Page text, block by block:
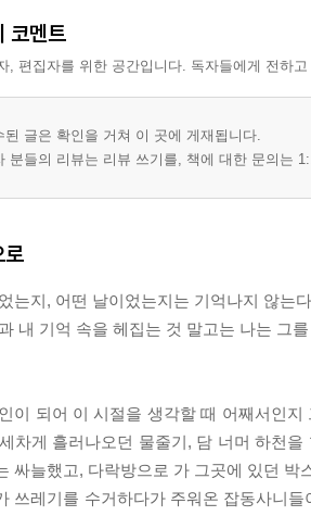
코멘트
, 편집자를 위한 공간입니다. 독자들에게 전하
된 글은 확인을 거쳐 이 곳에 게재됩니다.
분들의 리뷰는 리뷰 쓰기를, 책에 대한 문의는
로
는지, 어떤 날이었는지는 기억나지 않는
내 기억 속을 헤집는 것 말고는 나는 그
이 되어 이 시절을 생각할 때 어째서인
차게 흘러나오던 물줄기, 담 너머 하천
싸늘했고, 다락방으로 가 그곳에 있던
쓰레기를 수거하다가 주워온 잡동사니